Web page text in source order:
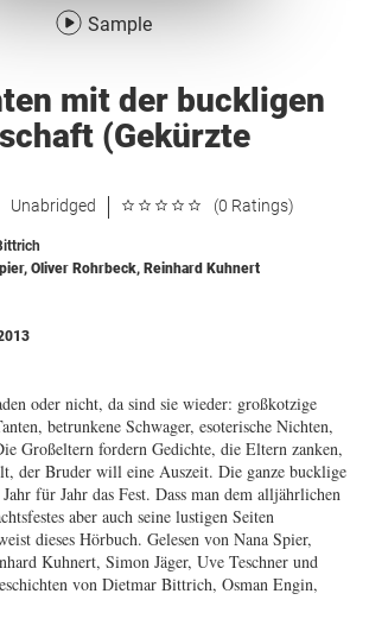
Sample
mit der buckligen
(Gekürzte
Unabridged (0 Ratings)
, Oliver Rohrbeck, Reinhard Kuhnert
oder nicht, da sind sie wieder: großkotzige
betrunkene Schwager, esoterische Nichten,
Großeltern fordern Gedichte, die Eltern zanken,
der Bruder will eine Auszeit. Die ganze bucklige
für Jahr das Fest. Dass man dem alljährlichen
aber auch seine lustigen Seiten
dieses Hörbuch. Gelesen von Nana Spier,
Kuhnert, Simon Jäger, Uve Teschner und
von Dietmar Bittrich, Osman Engin,